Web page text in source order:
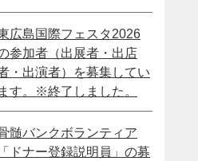
広島国際フェスタ2026
参加者（出展者・出店
・出演者）を募集してい
ます。※終了しました。
髄バンクボランティア
「ドナー登録説明員」の募